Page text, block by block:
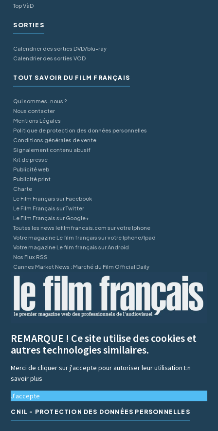
Top VàD
SORTIES
Calendrier des sorties DVD/blu-ray
Calendrier des sorties VOD
TOUT SAVOIR DU FILM FRANÇAIS
Qui sommes-nous ?
Nous contacter
Mentions Légales
Politique de protection des données personnelles
Conditions générales de vente
Signalement contenu abusif
Kit de presse
Publicité web
Publicité print
Charte
Le Film Français sur Facebook
Le Film Français sur Twitter
Le Film Français sur Google+
Toutes les news lefilmfrancais.com sur votre Iphone
Votre magazine Le film français sur votre Iphone/Ipad
Votre magazine Le film français sur Android
Nos Flux RSS
Cannes Market News : Marché du Film Official Daily
REMARQUE ! Ce site utilise des cookies et
autres technologies similaires.
Merci de cliquer sur j'accepte pour autoriser leur utilisationEn
savoir plus
J'accepte
CNIL - PROTECTION DES DONNÉES PERSONNELLES